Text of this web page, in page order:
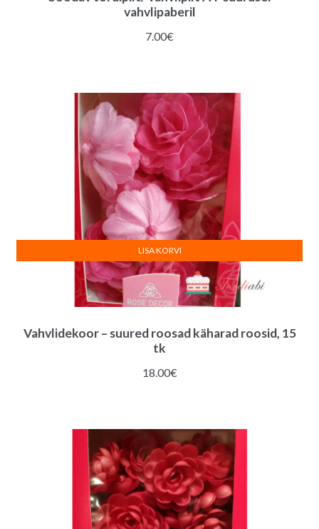
vahvlipaberil
7.00€
Vahvlidekoor – suured roosad käharad roosid, 15
tk
18.00€
LISA KORVI